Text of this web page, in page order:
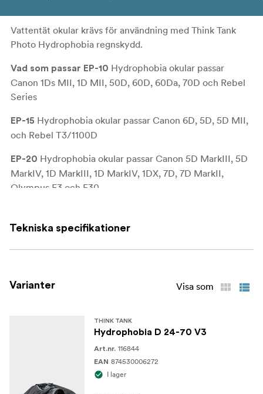
Vattentät okular krävs för användning med Think Tank
Photo Hydrophobia regnskydd.
Vad som passar EP-10 Hydrophobia okular passar
Canon 1Ds MII, 1D MII, 50D, 60D, 60Da, 70D och Rebel
Series
EP-15 Hydrophobia okular passar Canon 6D, 5D, 5D MII,
och Rebel T3/1100D
EP-20 Hydrophobia okular passar Canon 5D MarkIII, 5D
MarkIV, 1D MarkIII, 1D MarkIV, 1DX, 7D, 7D MarkII,
Olympus E3 och E30
som X-H1, X-T3, X-T2, X-T1 och GFX-50s
EP-NHydrophobia okular (EP) för de flesta Nikon DSLR
D5300
okularfästen. Passar D5, D4, D4S, D3S, D3X, D3, D810,
D800E, D800, D700, D500 och andra
Hydrophobia okular passar Nikon z6 och z7
Tekniska specifikationer
Varianter Visa som
THINK TANK
Hydrophobia D 24-70 V3
Art.nr. 116844
EAN 874530006272
I lager